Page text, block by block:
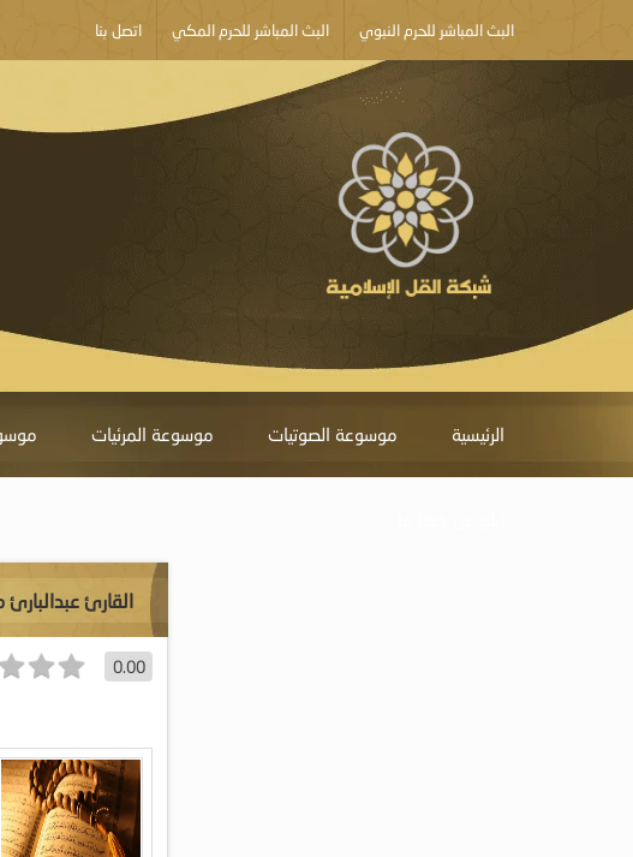
البث المباشر للحرم النبوي البث المباشر للحرم المكي اتصل بنا
الرئيسية موسوعة الصوتيات موسوعة المرئيات
القارئ
0.00